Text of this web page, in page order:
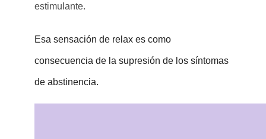
estimulante.
Esa sensación de relax es como
consecuencia de la supresión de los síntomas
de abstinencia.